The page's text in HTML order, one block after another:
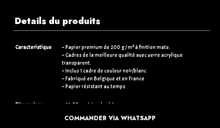
Details du produits
Caracteristique
– Papier premium de 200 g / m² à finition mate.
– Cadres de la meilleure qualité avec verre acrylique
transparent.
– Inclus 1 cadre de couleur noir/blanc
– Fabriqué en Belgique et en France
– Papier résistant au temps
Dimensions
– 21×30 cm (standards)
– 50×70 cm (+15€)
COMMANDER VIA WHATSAPP